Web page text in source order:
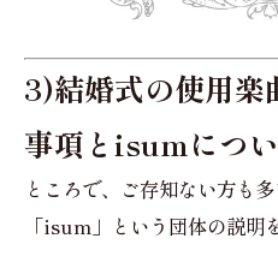
3)結婚式の使用楽
事項とisumにつ
ところで、ご存知ない方も
「isum」という団体の説明